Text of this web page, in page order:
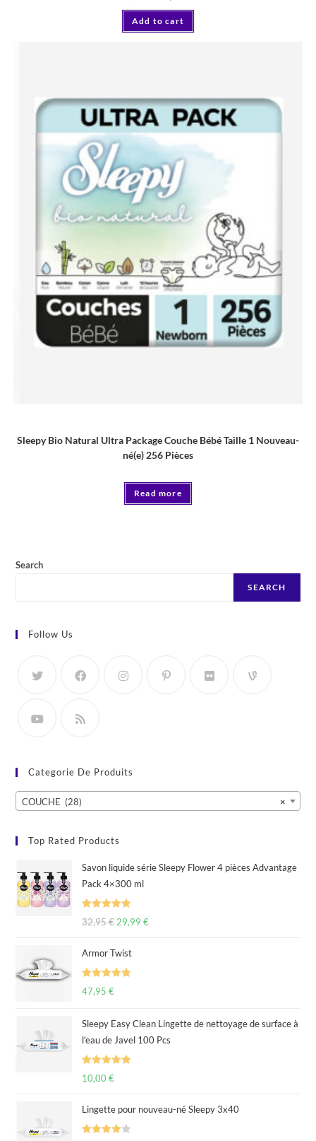
Add to cart
Sleepy Bio Natural Ultra Package Couche Bébé Taille 1 Nouveau-
né(e) 256 Pièces
Read more
Search
SEARCH
Follow Us
Categorie De Produits
×
COUCHE (28)
Top Rated Products
Savon liquide série Sleepy Flower 4 pièces Advantage
Pack 4×300 ml
Rated 5.00
32,95€ 29,99€
Armor Twist
Rated 5.00
47,95€
Sleepy Easy Clean Lingette de nettoyage de surface à
l'eau de Javel 100 Pcs
Rated 5.00
10,00€
Lingette pour nouveau-né Sleepy 3x40